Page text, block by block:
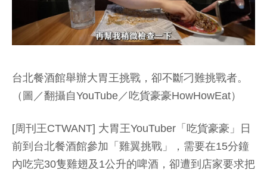
台北餐酒館舉辦大胃王挑戰，卻不斷刁難挑戰者。
（圖／翻攝自YouTube／吃貨豪豪HowHowEat）
[周刊王CTWANT] 大胃王YouTuber「吃貨豪豪」日
前到台北餐酒館參加「雞翼挑戰」，需要在15分鐘
內吃完30隻雞翅及1公升的啤酒，卻遭到店家要求把